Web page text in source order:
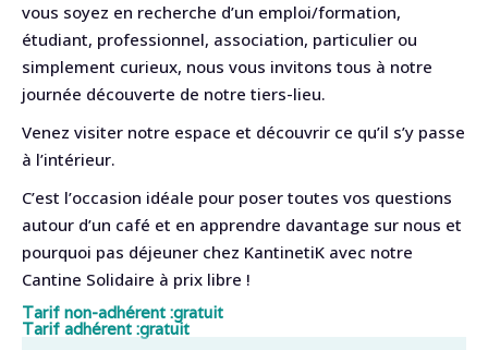
vous soyez en recherche d’un emploi/formation,
étudiant, professionnel, association, particulier ou
simplement curieux, nous vous invitons tous à notre
journée découverte de notre tiers-lieu.
Venez visiter notre espace et découvrir ce qu’il s’y passe
à l’intérieur.
C’est l’occasion idéale pour poser toutes vos questions
autour d’un café et en apprendre davantage sur nous et
pourquoi pas déjeuner chez KantinetiK avec notre
Cantine Solidaire à prix libre !
Tarif non-adhérent :gratuit
Tarif adhérent :gratuit